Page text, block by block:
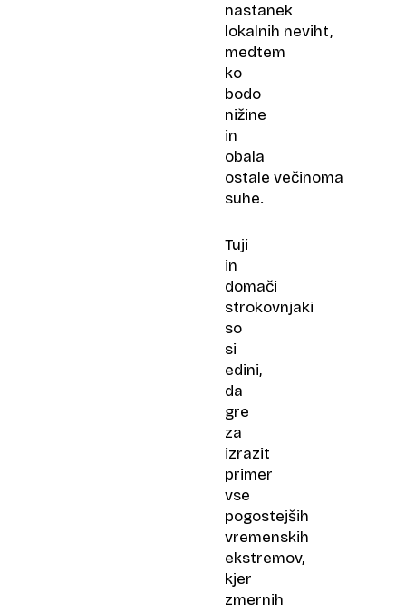
nastanek
lokalnih neviht,
medtem
ko
bodo
nižine
in
obala
ostale večinoma
suhe.
Tuji
in
domači
strokovnjaki
so
si
edini,
da
gre
za
izrazit
primer
vse
pogostejših
vremenskih
ekstremov,
kjer
zmernih